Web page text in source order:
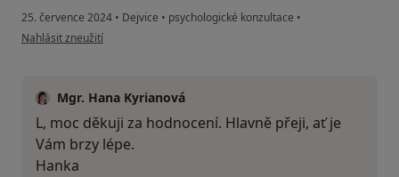
25. července 2024 • Dejvice • psychologické konzultace •
podle názoru uživatele LD
Nahlásit zneužití
Mgr. Hana Kyrianová
L, moc děkuji za hodnocení. Hlavně přeji, ať je
Vám brzy lépe.
Hanka